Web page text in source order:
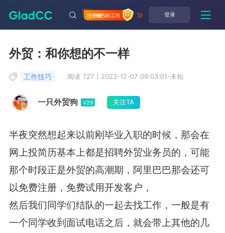
登录
外贸：和你想的不一样
一只外贸狗 V29 关注TA
工作技巧 阅读 727 2023-12-07 09:03:01·未知
半夜突然想起来以前刚毕业入职的时候，那会在
网上投简历基本上都是招聘外贸业务员的，可能
那个时段正是外贸的高潮期，阿里巴巴那会还可
以免费注册，免费试用开发客户，
然后我们同学们结队的一起去找工作，一般是有
一个同学收到面试电话之后，就会带上其他的几